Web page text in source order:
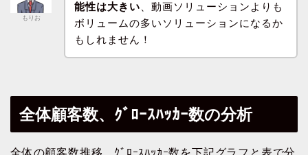
もりお
能性は大きい 、動画ソリューションよりも
ボリュームの多いソリューションになるか
もしれません！
全体顧客数、ｸﾞﾛｰｽﾊｯｶｰ数の分析